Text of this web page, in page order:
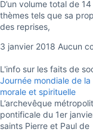
D’un volume total de
thèmes tels que sa
des reprises,
3 janvier 2018 Aucun
L'info sur les faits de
Journée mondiale de
morale et spirituelle
L’archevêque
pontificale du 1er
saints Pierre et Paul de